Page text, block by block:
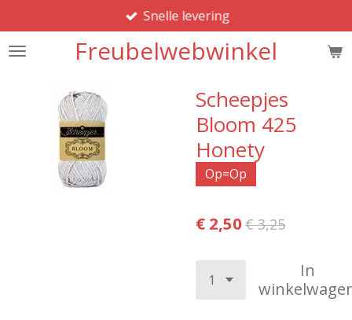
direct
naar
hoofdinhoud
Freubelwebwinkel
Snelle levering
Scheepjes
Bloom 425
Honety
Op=Op
€ 2,50 € 3,25
In